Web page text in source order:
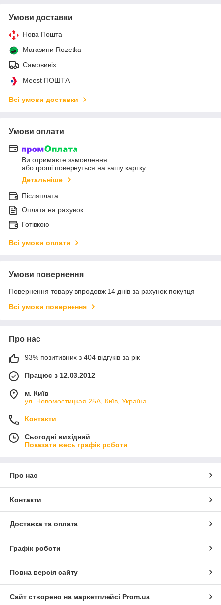
Умови доставки
Нова Пошта
Магазини Rozetka
Самовивіз
Meest ПОШТА
Всі умови доставки
Умови оплати
Ви отримаєте замовлення
або гроші повернуться на вашу картку
Детальніше
Післяплата
Оплата на рахунок
Готівкою
Всі умови оплати
Умови повернення
Повернення товару впродовж 14 днів за рахунок покупця
Всі умови повернення
Про нас
93% позитивних з 404 відгуків за рік
Працює з 12.03.2012
м. Київ
ул. Новомостицкая 25А, Київ, Україна
Контакти
Сьогодні вихідний
Показати весь графік роботи
Про нас
Контакти
Доставка та оплата
Графік роботи
Повна версія сайту
Сайт створено на маркетплейсі Prom.ua